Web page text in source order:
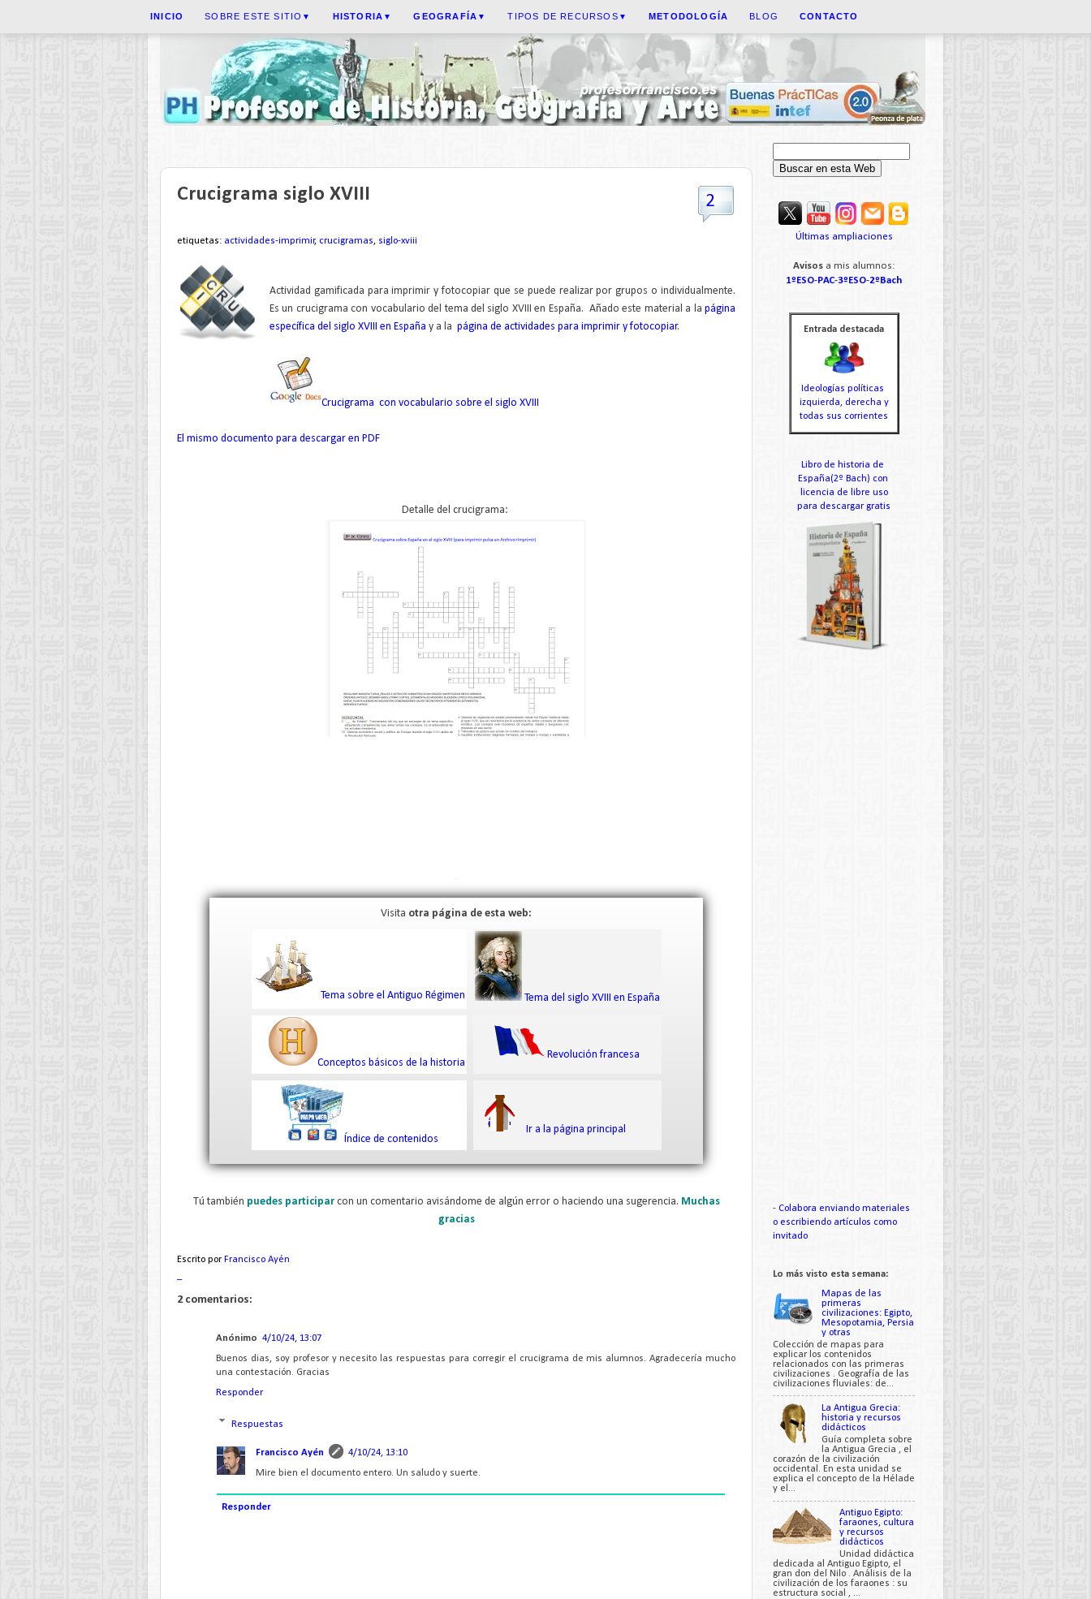
INICIO SOBRE ESTE SITIO ▼ HISTORIA ▼ GEOGRAFÍA ▼ TIPOS DE RECURSOS ▼ METODOLOGÍA BLOG CONTACTO
2
Crucigrama siglo XVIII
etiquetas: actividades-imprimir, crucigramas, siglo-xviii
Actividad gamificada para imprimir y fotocopiar que se puede realizar por grupos o individualmente.
Es un crucigrama con vocabulario del tema del siglo XVIII en España. Añado este material a la página
específica del siglo XVIII en España y a la página de actividades para imprimir y fotocopiar.
Crucigrama con vocabulario sobre el siglo XVIII
El mismo documento para descargar en PDF
Detalle del crucigrama:
Visita otra página de esta web:
Tema sobre el Antiguo Régimen Tema del siglo XVIII en España
Conceptos básicos de la historia
Revolución francesa
Índice de contenidos
Ir a la página principal
Tú también puedes participarcon un comentario avisándome de algún error o haciendo una sugerencia. Muchas
gracias
Escrito por Francisco Ayén
2 comentarios:
Anónimo 4/10/24, 13:07
Buenos dias, soy profesor y necesito las respuestas para corregir el crucigrama de mis alumnos. Agradecería mucho
una contestación. Gracias
Responder
Respuestas
Francisco Ayén 4/10/24, 13:10
Mire bien el documento entero. Un saludo y suerte.
Responder
Últimas ampliaciones
Avisos a mis alumnos:
1ºESO-PAC-3ºESO-2ºBach
Entrada destacada
Ideologías políticas
izquierda, derecha y
todas sus corrientes
Libro de historia de
España(2º Bach) con
licencia de libre uso
para descargar gratis
- Colabora enviando materiales
o escribiendo artículos como
invitado
Lo más visto esta semana:
Mapas de las
primeras
civilizaciones: Egipto,
Mesopotamia, Persia
y otras
Colección de mapas para
explicar los contenidos
relacionados con las primeras
civilizaciones . Geografía de las
civilizaciones fluviales: de...
La Antigua Grecia:
historia y recursos
didácticos
Guía completa sobre
la Antigua Grecia , el
corazón de la civilización
occidental. En esta unidad se
explica el concepto de la Hélade
y el...
Antiguo Egipto:
faraones, cultura
y recursos
didácticos
Unidad didáctica
dedicada al Antiguo Egipto, el
gran don del Nilo . Análisis de la
civilización de los faraones : su
estructura social , ...